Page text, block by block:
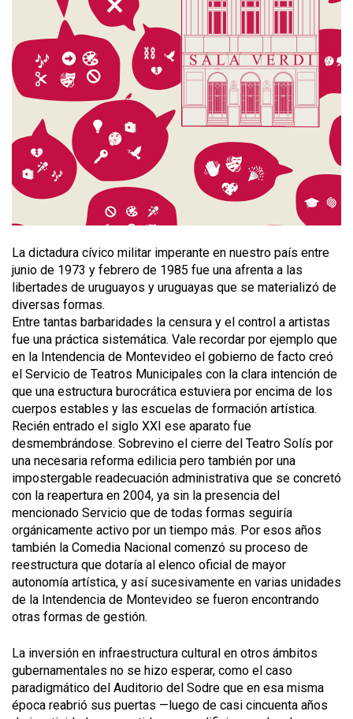
La dictadura cívico militar imperante en nuestro país entre
junio de 1973 y febrero de 1985 fue una afrenta a las
libertades de uruguayos y uruguayas que se materializó de
diversas formas.
Entre tantas barbaridades la censura y el control a artistas
fue una práctica sistemática. Vale recordar por ejemplo que
en la Intendencia de Montevideo el gobierno de facto creó
el Servicio de Teatros Municipales con la clara intención de
que una estructura burocrática estuviera por encima de los
cuerpos estables y las escuelas de formación artística.
Recién entrado el siglo XXI ese aparato fue
desmembrándose. Sobrevino el cierre del Teatro Solís por
una necesaria reforma edilicia pero también por una
impostergable readecuación administrativa que se concretó
con la reapertura en 2004, ya sin la presencia del
mencionado Servicio que de todas formas seguiría
orgánicamente activo por un tiempo más. Por esos años
también la Comedia Nacional comenzó su proceso de
reestructura que dotaría al elenco oficial de mayor
autonomía artística, y así sucesivamente en varias unidades
de la Intendencia de Montevideo se fueron encontrando
otras formas de gestión.
La inversión en infraestructura cultural en otros ámbitos
gubernamentales no se hizo esperar, como el caso
paradigmático del Auditorio del Sodre que en esa misma
época reabrió sus puertas —luego de casi cincuenta años